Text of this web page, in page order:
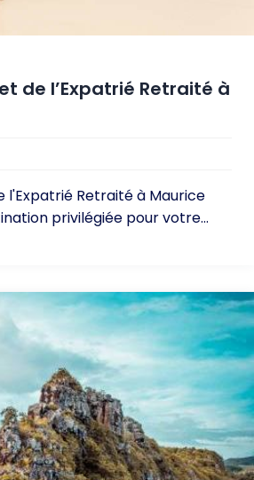
de l’Expatrié Retraité à
l'Expatrié Retraité à Maurice
privilégiée pour votre...